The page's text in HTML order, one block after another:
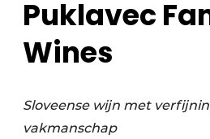
Puklavec
Wines
Sloveense wijn met
vakmanschap